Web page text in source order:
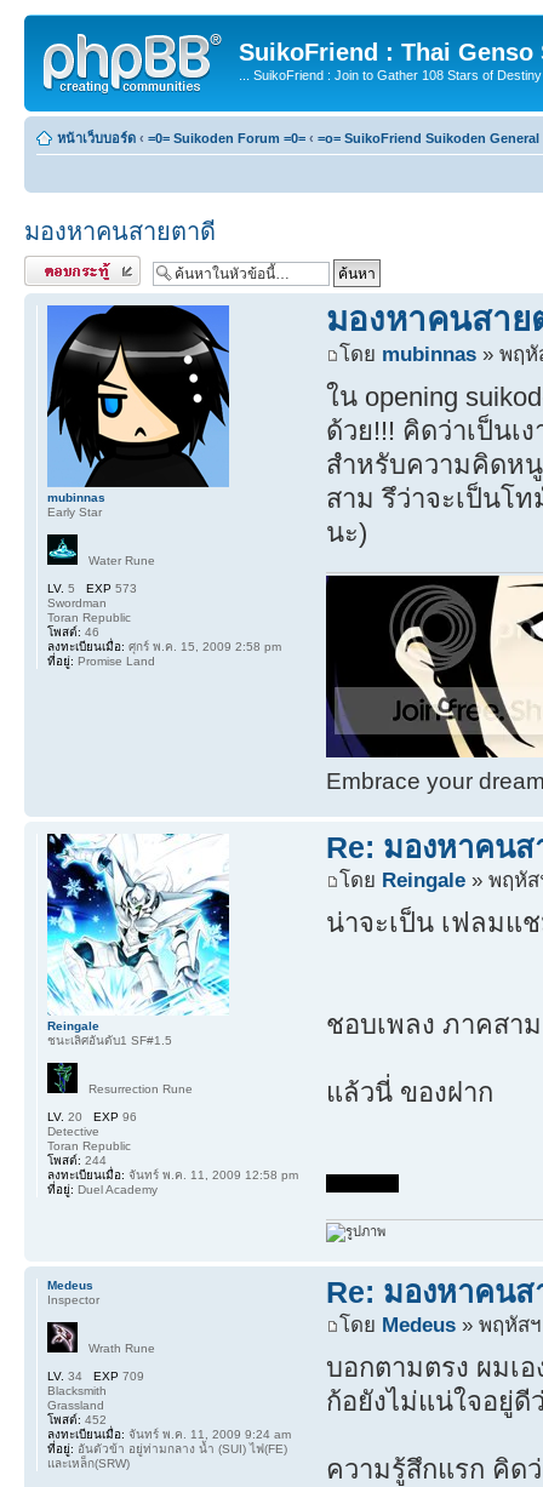
SuikoFriend : Thai Genso
... SuikoFriend : Join to Gather 108 Stars of
หน้าเว็บบอร์ด ‹ =0= Suikoden Forum =0= ‹ =o= SuikoFriend Suikoden General
มองหาคนสายตาดี
ตอบกระทู้
มองหาคนสาย
โดย mubinnas » พฤหั
ใน opening
ด้วย!!! คิดว่าเป็นเ
สำหรับความคิดห
สาม รึว่าจะเป็นโ
นะ)
Embrace your
mubinnas
Early Star
Water Rune
LV. 5 EXP 573
Swordman
Toran Republic
โพสต์: 46
ลงทะเบียนเมื่อ: ศุกร์ พ.ค. 15, 2009 2:58 pm
ที่อยู่: Promise Land
Re: มองหาคน
โดย Reingale » พฤหัส
น่าจะเป็น เฟลมแ
ชอบเพลง ภาคสา
แล้วนี่ ของฝาก
Reingale
ชนะเลิศอันดับ1 SF#1.5
Resurrection Rune
LV. 20 EXP 96
Detective
Toran Republic
โพสต์: 244
ลงทะเบียนเมื่อ: จันทร์ พ.ค. 11, 2009 12:58 pm
ที่อยู่: Duel Academy
Re: มองหาคน
โดย Medeus » พฤหัสฯ
บอกตามตรง ผมเ
ก้อยังไม่แน่ใจอยู่ดี
ความรู้สึกแรก คิด
Medeus
Inspector
Wrath Rune
LV. 34 EXP 709
Blacksmith
Grassland
โพสต์: 452
ลงทะเบียนเมื่อ: จันทร์ พ.ค. 11, 2009 9:24 am
ที่อยู่: อันตัวข้า อยู่ท่ามกลาง น้ำ (SUI) ไฟ(FE)
และเหล็ก(SRW)